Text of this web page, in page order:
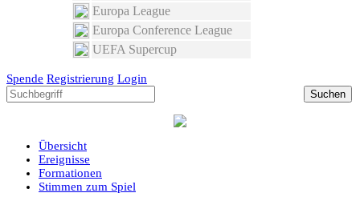
Europa League
Europa Conference League
UEFA Supercup
Spende Registrierung Login
Suchen
Übersicht
Ereignisse
Formationen
Stimmen zum Spiel